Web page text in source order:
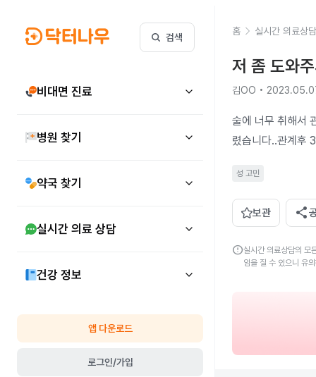
검색
비대면 진료
병원 찾기
약국 찾기
실시간 의료 상담
건강 정보
앱 다운로드
로그인/가입
홈 실시간 의료상담
저 좀 도와
김OO •
술에 너무 취해서
렸습니다..관계후
성 고민
보관 share
error실시간 의료상담의 모
임을 질 수 있으니 유